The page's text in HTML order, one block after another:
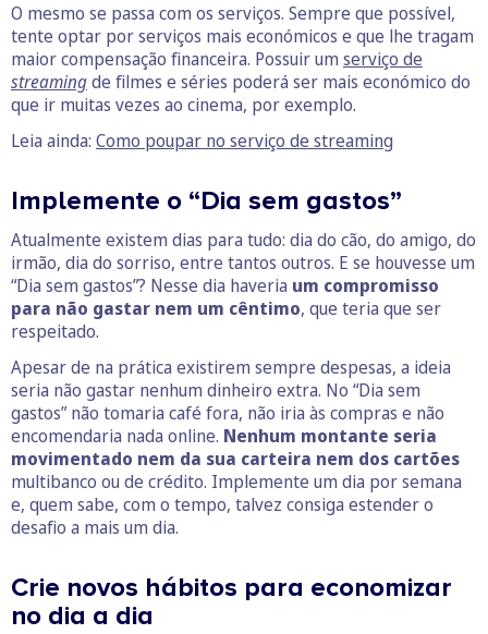
O mesmo se passa com os serviços. Sempre que possível,
tente optar por serviços mais económicos e que lhe tragam
maior compensação financeira. Possuir um serviço de
streamingde filmes e séries poderá ser mais económico do
que ir muitas vezes ao cinema, por exemplo.
Leia ainda: Como poupar no serviço de streaming
Implemente o “Dia sem gastos”
Atualmente existem dias para tudo: dia do cão, do amigo, do
irmão, dia do sorriso, entre tantos outros. E se houvesse um
“Dia sem gastos”? Nesse dia haveria um compromisso
para não gastar nem um cêntimo, que teria que ser
respeitado.
Apesar de na prática existirem sempre despesas, a ideia
seria não gastar nenhum dinheiro extra. No “Dia sem
gastos” não tomaria café fora, não iria às compras e não
encomendaria nada online. Nenhum montante seria
movimentado nem da sua carteira nem dos cartões
multibanco ou de crédito. Implemente um dia por semana
e, quem sabe, com o tempo, talvez consiga estender o
desafio a mais um dia.
Crie novos hábitos para economizar
no dia a dia